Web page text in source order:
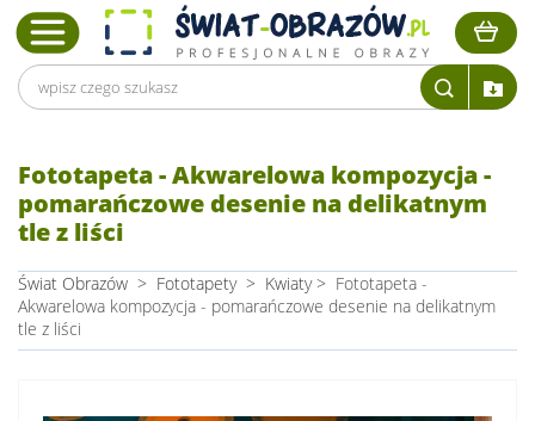
Fototapeta - Akwarelowa kompozycja -
pomarańczowe desenie na delikatnym
tle z liści
Świat Obrazów > Fototapety > Kwiaty > Fototapeta -
Akwarelowa kompozycja - pomarańczowe desenie na delikatnym
tle z liści